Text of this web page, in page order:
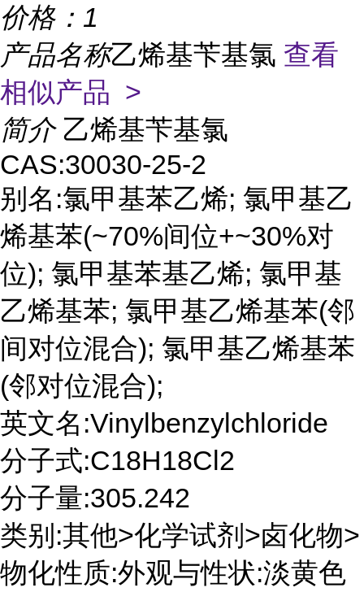
价格： 1
产品名称乙烯基苄基氯 查看
相似产品 >
简介 乙烯基苄基氯
CAS:30030-25-2
别名:氯甲基苯乙烯; 氯甲基乙
烯基苯(~70%间位+~30%对
位); 氯甲基苯基乙烯; 氯甲基
乙烯基苯; 氯甲基乙烯基苯(邻
间对位混合); 氯甲基乙烯基苯
(邻对位混合);
英文名:Vinylbenzylchloride
分子式:C18H18Cl2
分子量:305.242
类别:其他>化学试剂>卤化物>
物化性质:外观与性状:淡黄色